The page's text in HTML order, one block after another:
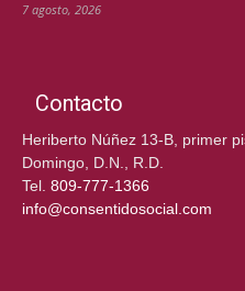
7 agosto, 2026
Contacto
Heriberto Núñez 13-B, primer
Domingo, D.N., R.D.
Tel. 809-777-1366
info@consentidosocial.com